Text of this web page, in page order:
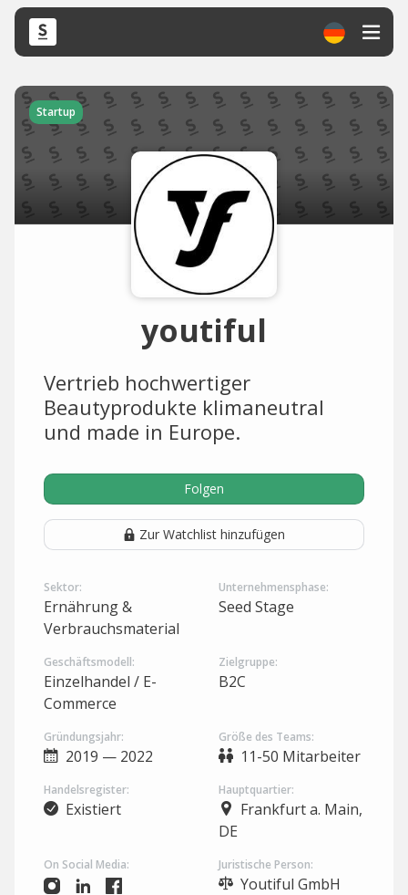
Startup
youtiful
Vertrieb hochwertiger
Beautyprodukte klimaneutral
und made in Europe.
Folgen
Zur Watchlist hinzufügen
Sektor:
Ernährung &
Verbrauchsmaterial
Unternehmensphase:
Seed Stage
Geschäftsmodell:
Einzelhandel / E-
Commerce
Zielgruppe:
B2C
Gründungsjahr:
2019 — 2022
Größe des Teams:
11-50 Mitarbeiter
Handelsregister:
Existiert
Hauptquartier:
Frankfurt a. Main,
DE
On Social Media: Juristische Person:
Youtiful GmbH